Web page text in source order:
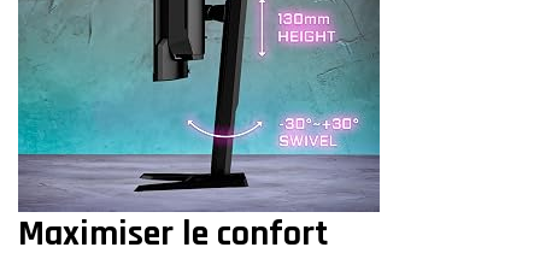
Maximiser le confort